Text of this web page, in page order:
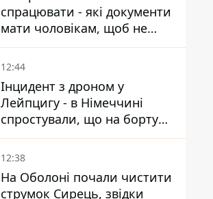
спрацювати - які документи
мати чоловікам, щоб не
потрапити до ТЦК
12:44
Інцидент з дроном у
Лейпцигу - в Німеччині
спростували, що на борту
українського літака були
зброя та боєприпаси
12:38
На Оболоні почали чистити
струмок Сирець, звідки